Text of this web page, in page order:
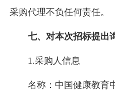
采购代理不负任何责任。
七、对本次招标提出
1.采购人信息
名称：中国健康教育